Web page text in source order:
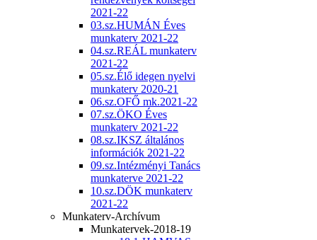
2021-22
03.sz.HUMÁN Éves
munkaterv 2021-22
04.sz.REÁL munkaterv
2021-22
05.sz.Élő idegen nyelvi
munkaterv 2020-21
06.sz.OFŐ mk.2021-22
07.sz.ÖKO Éves
munkaterv 2021-22
08.sz.IKSZ általános
információk 2021-22
09.sz.Intézményi Tanács
munkaterve 2021-22
10.sz.DÖK munkaterv
2021-22
Munkaterv-Archívum
Munkatervek-2018-19